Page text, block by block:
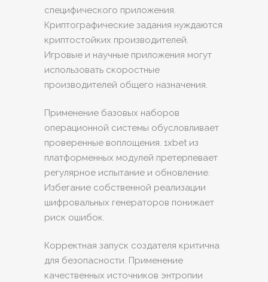
специфического приложения.
Криптографические задания нуждаются
криптостойких производителей.
Игровые и научные приложения могут
использовать скоростные
производителей общего назначения.
Применение базовых наборов
операционной системы обусловливает
проверенные воплощения. 1xbet из
платформенных модулей претерпевает
регулярное испытание и обновление.
Избегание собственной реализации
шифровальных генераторов понижает
риск ошибок.
Корректная запуск создателя критична
для безопасности. Применение
качественных источников энтропии